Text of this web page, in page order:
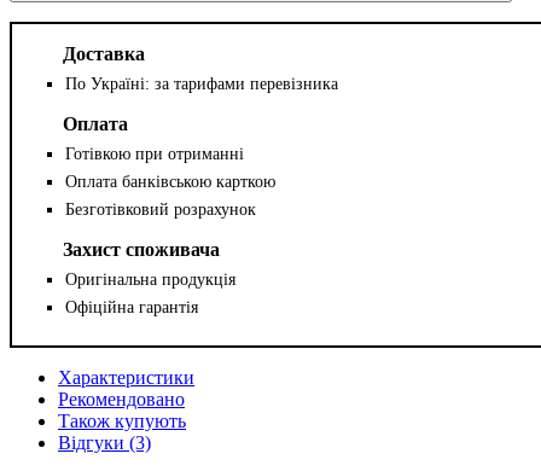
Доставка
По Україні: за тарифами перевізника
Оплата
Готівкою при отриманні
Оплата банківською карткою
Безготівковий розрахунок
Захист споживача
Оригінальна продукція
Офіційна гарантія
Характеристики
Рекомендовано
Також купують
Відгуки (3)